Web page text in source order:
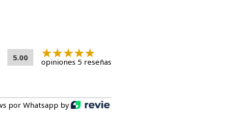
5.00 opiniones 5 reseñas
por Whatsapp by